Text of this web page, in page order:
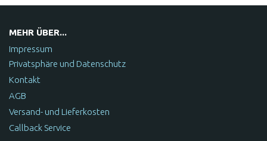
MEHR ÜBER...
Impressum
Privatsphäre und Datenschutz
Kontakt
AGB
Versand- und Lieferkosten
Callback Service